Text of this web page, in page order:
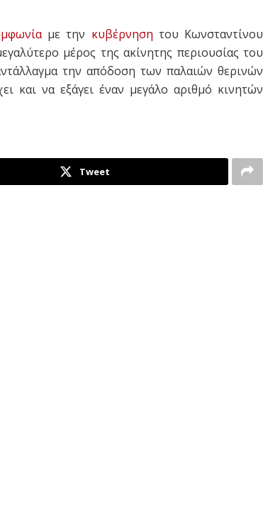
με την κυβέρνηση του Κωνσταντίνου
μέρος της ακίνητης περιουσίας του
την απόδοση των παλαιών θερινών
και να εξάγει έναν μεγάλο αριθμό κινητών
Tweet